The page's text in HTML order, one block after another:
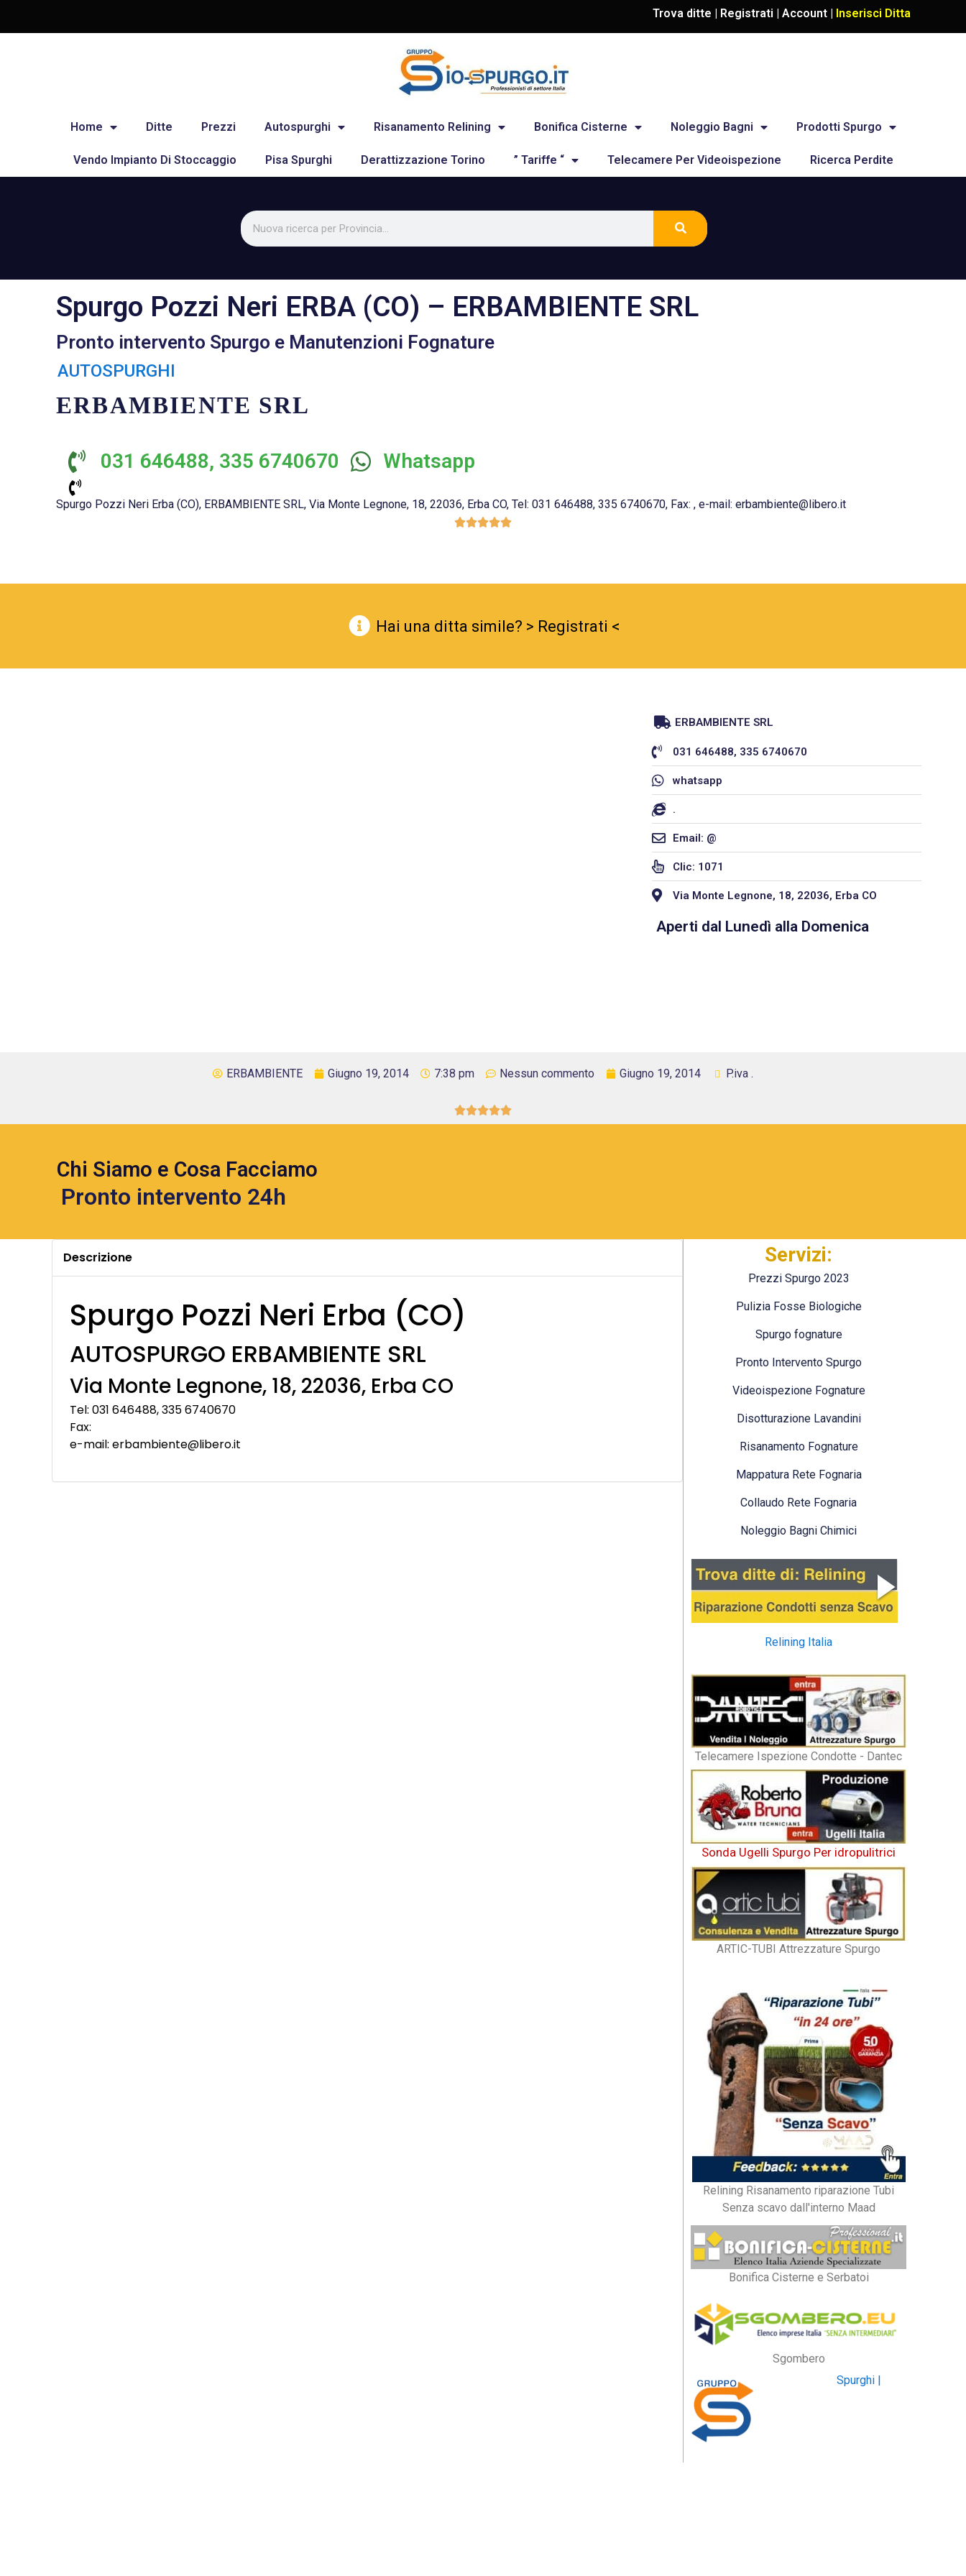
Trova ditte | Registrati | Account | Inserisci Ditta
Home Ditte Prezzi Autospurghi Risanamento Relining Bonifica Cisterne Noleggio Bagni Prodotti Spurgo
Vendo Impianto Di Stoccaggio Pisa Spurghi Derattizzazione Torino ” Tariffe “ Telecamere Per Videoispezione Ricerca Perdite
Spurgo Pozzi Neri ERBA (CO) – ERBAMBIENTE SRL
Pronto intervento Spurgo e Manutenzioni Fognature
AUTOSPURGHI
ERBAMBIENTE SRL
031 646488, 335 6740670 Whatsapp
Spurgo Pozzi Neri Erba (CO), ERBAMBIENTE SRL, Via Monte Legnone, 18, 22036, Erba CO, Tel: 031 646488, 335 6740670, Fax: , e-mail: erbambiente@libero.it

Hai una ditta simile? > Registrati <
ERBAMBIENTE SRL
031 646488, 335 6740670
whatsapp
.
Email: @
Clic: 1071
Via Monte Legnone, 18, 22036, Erba CO
Aperti dal Lunedì alla Domenica
ERBAMBIENTE Giugno 19, 2014 7:38 pm Nessun commento Giugno 19, 2014 P.iva .

Chi Siamo e Cosa Facciamo
Pronto intervento 24h
Descrizione
Spurgo Pozzi Neri Erba (CO)
AUTOSPURGO ERBAMBIENTE SRL
Via Monte Legnone, 18, 22036, Erba CO
Tel: 031 646488, 335 6740670
Fax:
e-mail: erbambiente@libero.it
Servizi:
Prezzi Spurgo 2023
Pulizia Fosse Biologiche
Spurgo fognature
Pronto Intervento Spurgo
Videoispezione Fognature
Disotturazione Lavandini
Risanamento Fognature
Mappatura Rete Fognaria
Collaudo Rete Fognaria
Noleggio Bagni Chimici
Relining Italia
Telecamere Ispezione Condotte - Dantec
Sonda Ugelli Spurgo Per idropulitrici
ARTIC-TUBI Attrezzature Spurgo
Relining Risanamento riparazione Tubi
Senza scavo dall'interno Maad
Bonifica Cisterne e Serbatoi
Sgombero
Spurghi |